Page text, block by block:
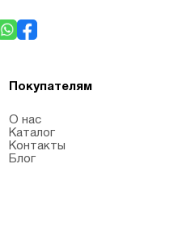
Покупателям
О нас
Каталог
Контакты
Блог